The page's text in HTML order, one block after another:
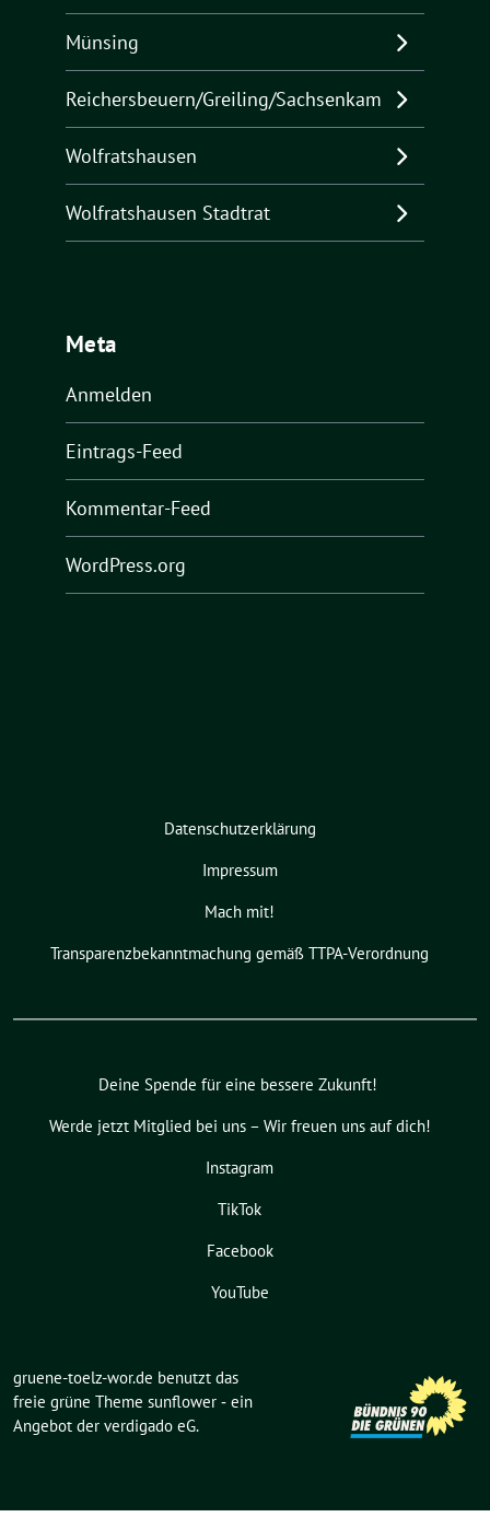
Münsing
Reichersbeuern/Greiling/Sachsenkam
Wolfratshausen
Wolfratshausen Stadtrat
Meta
Anmelden
Eintrags-Feed
Kommentar-Feed
WordPress.org
Datenschutzerklärung
Impressum
Mach mit!
Transparenzbekanntmachung gemäß TTPA-Verordnung
Deine Spende für eine bessere Zukunft!
Werde jetzt Mitglied bei uns – Wir freuen uns auf dich!
Instagram
TikTok
Facebook
YouTube
gruene-toelz-wor.de benutzt das
freie grüne Theme sunflower ‐ ein
Angebot der verdigado eG.